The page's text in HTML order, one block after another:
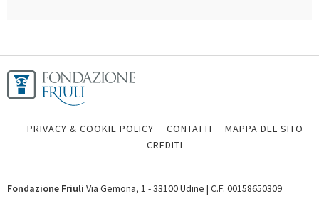
PRIVACY & COOKIE POLICY CONTATTI
MAPPA DEL SITO
CREDITI
Fondazione Friuli Via Gemona, 1 - 33100 Udine | C.F. 00158650309